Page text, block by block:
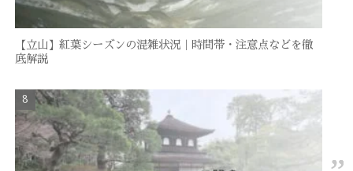
【立山】紅葉シーズンの混雑状況｜時間帯・注意点などを徹
底解説